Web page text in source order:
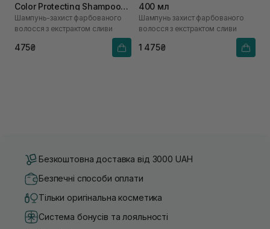
Color Protecting Shampoo
100 мл
Шампунь-захист фарбованого
волосся з екстрактом сливи
475₴
400 мл
Шампунь захист фарбованого
волосся з екстрактом сливи
1 475₴
Безкоштовна доставка від 3000 UAH
Безпечні способи оплати
Тільки оригінальна косметика
Система бонусів та лояльності